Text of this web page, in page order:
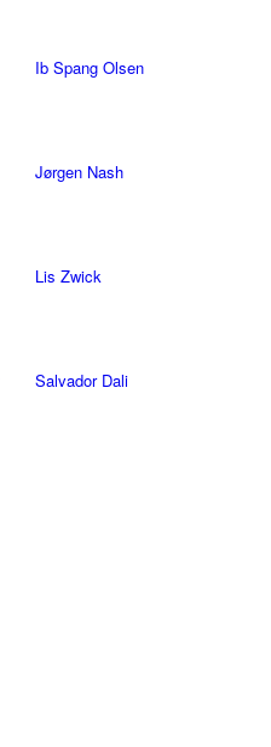
Ib Spang Olsen
Jørgen Nash
Lis Zwick
Salvador Dali